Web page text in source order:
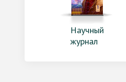
Научный
журнал